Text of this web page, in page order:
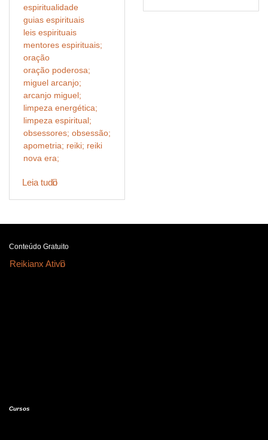
espiritualidade
guias espirituais
leis espirituais
mentores espirituais;
oração
oração poderosa;
miguel arcanjo;
arcanjo miguel;
limpeza energética;
limpeza espiritual;
obsessores; obsessão;
apometria; reiki; reiki
nova era;
Leia tudo
Conteúdo Gratuito
Reikianx Ativo
Cursos